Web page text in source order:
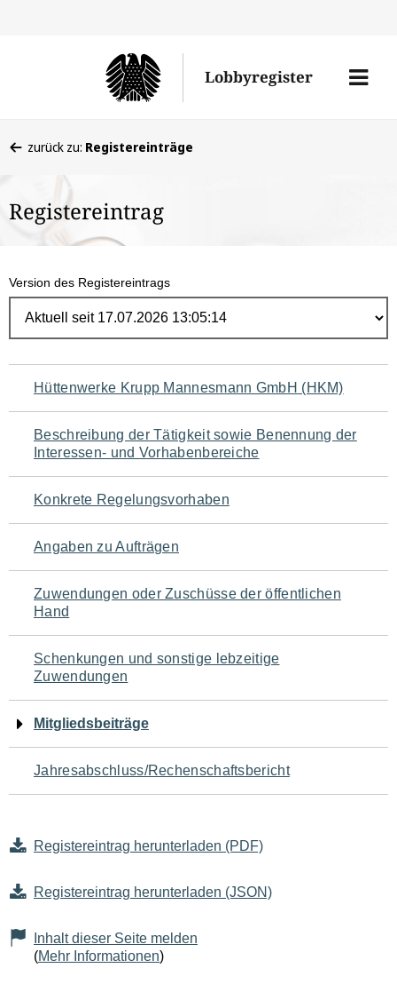
Lobbyregister
Menü
befinden
hier:
zurück zu: Registereinträge
Registereintrag
Version des Registereintrags
Navigation
für
den
Seiteninhalt
Hüttenwerke Krupp Mannesmann GmbH (HKM)
Beschreibung der Tätigkeit sowie Benennung der
Interessen- und Vorhabenbereiche
Konkrete Regelungsvorhaben
Angaben zu Aufträgen
Zuwendungen oder Zuschüsse der öffentlichen
Hand
Schenkungen und sonstige lebzeitige
Zuwendungen
Mitgliedsbeiträge
Jahresabschluss/Rechenschaftsbericht
Registereintrag herunterladen (PDF)
Registereintrag herunterladen (JSON)
Inhalt dieser Seite melden
(Mehr Informationen)